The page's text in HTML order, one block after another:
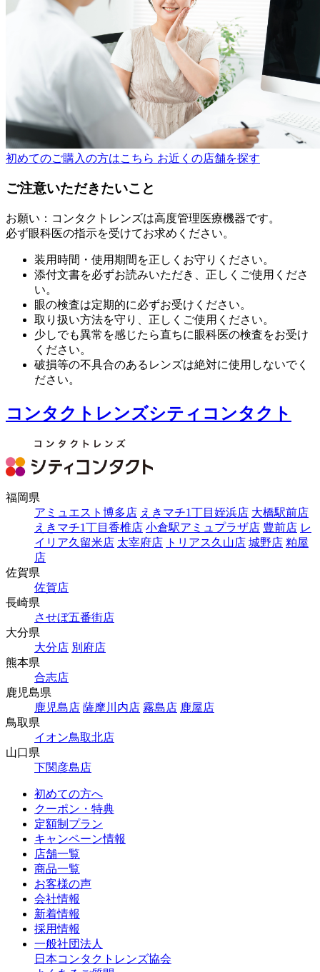
初めてのご購入の方はこちら お近くの店舗を探す
ご注意いただきたいこと
お願い：コンタクトレンズは高度管理医療機器です。
必ず眼科医の指示を受けてお求めください。
装用時間・使用期間を正しくお守りください。
添付文書を必ずお読みいただき、正しくご使用くださ
い。
眼の検査は定期的に必ずお受けください。
取り扱い方法を守り、正しくご使用ください。
少しでも異常を感じたら直ちに眼科医の検査をお受け
ください。
破損等の不具合のあるレンズは絶対に使用しないでく
ださい。
コンタクトレンズシティコンタクト
福岡県
アミュエスト博多店 えきマチ1丁目姪浜店 大橋駅前店
えきマチ1丁目香椎店 小倉駅アミュプラザ店 豊前店 レ
イリア久留米店 太宰府店 トリアス久山店 城野店 粕屋
店
佐賀県
佐賀店
長崎県
させぼ五番街店
大分県
大分店 別府店
熊本県
合志店
鹿児島県
鹿児島店 薩摩川内店 霧島店 鹿屋店
鳥取県
イオン鳥取北店
山口県
下関彦島店
初めての方へ
クーポン・特典
定額制プラン
キャンペーン情報
店舗一覧
商品一覧
お客様の声
会社情報
新着情報
採用情報
一般社団法人
日本コンタクトレンズ協会